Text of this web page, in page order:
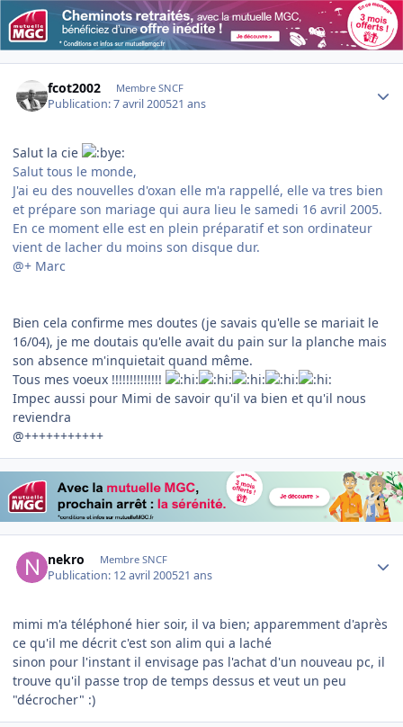
fcot2002 Membre SNCF
Publication:7 avril 200521 ans
Salut la cie
Salut tous le monde,
J'ai eu des nouvelles d'oxan elle m'a rappellé, elle va tres bien
et prépare son mariage qui aura lieu le samedi 16 avril 2005.
En ce moment elle est en plein préparatif et son ordinateur
vient de lacher du moins son disque dur.
@+ Marc
Bien cela confirme mes doutes (je savais qu'elle se mariait le
16/04), je me doutais qu'elle avait du pain sur la planche mais
son absence m'inquietait quand même.
Tous mes voeux !!!!!!!!!!!!!!
Impec aussi pour Mimi de savoir qu'il va bien et qu'il nous
reviendra
@+++++++++++
nekro Membre SNCF
Publication: 12 avril 200521 ans
mimi m'a téléphoné hier soir, il va bien; apparemment d'après
ce qu'il me décrit c'est son alim qui a laché
sinon pour l'instant il envisage pas l'achat d'un nouveau pc, il
trouve qu'il passe trop de temps dessus et veut un peu
"décrocher" :)